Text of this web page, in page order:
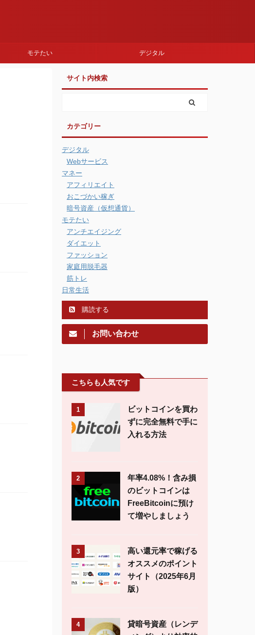
モテたい デジタル
サイト内検索
カテゴリー
デジタル
Webサービス
マネー
アフィリエイト
おこづかい稼ぎ
暗号資産（仮想通貨）
モテたい
アンチエイジング
ダイエット
ファッション
家庭用脱毛器
筋トレ
日常生活
購読する
お問い合わせ
こちらも人気です
1
ビットコインを買わ
ずに完全無料で手に
入れる方法
2
年率4.08%！含み損
のビットコインは
FreeBitcoinに預け
て増やしましょう
3
高い還元率で稼げる
オススメのポイント
サイト（2025年6月
版）
4
貸暗号資産（レンデ